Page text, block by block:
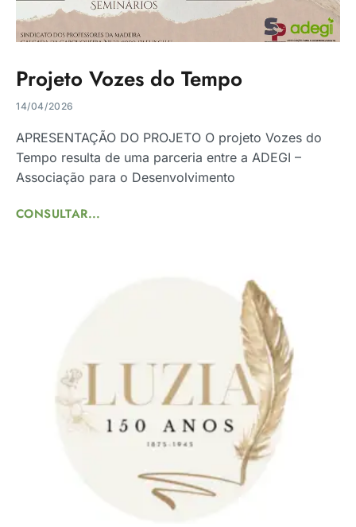
Projeto Vozes do Tempo
14/04/2026
APRESENTAÇÃO DO PROJETO O projeto Vozes do
Tempo resulta de uma parceria entre a ADEGI –
Associação para o Desenvolvimento
CONSULTAR...